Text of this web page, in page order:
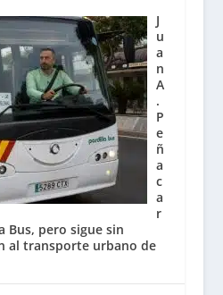
J
u
a
n
A
.
P
e
ñ
a
c
a
r
Bus, pero sigue sin
al transporte urbano de